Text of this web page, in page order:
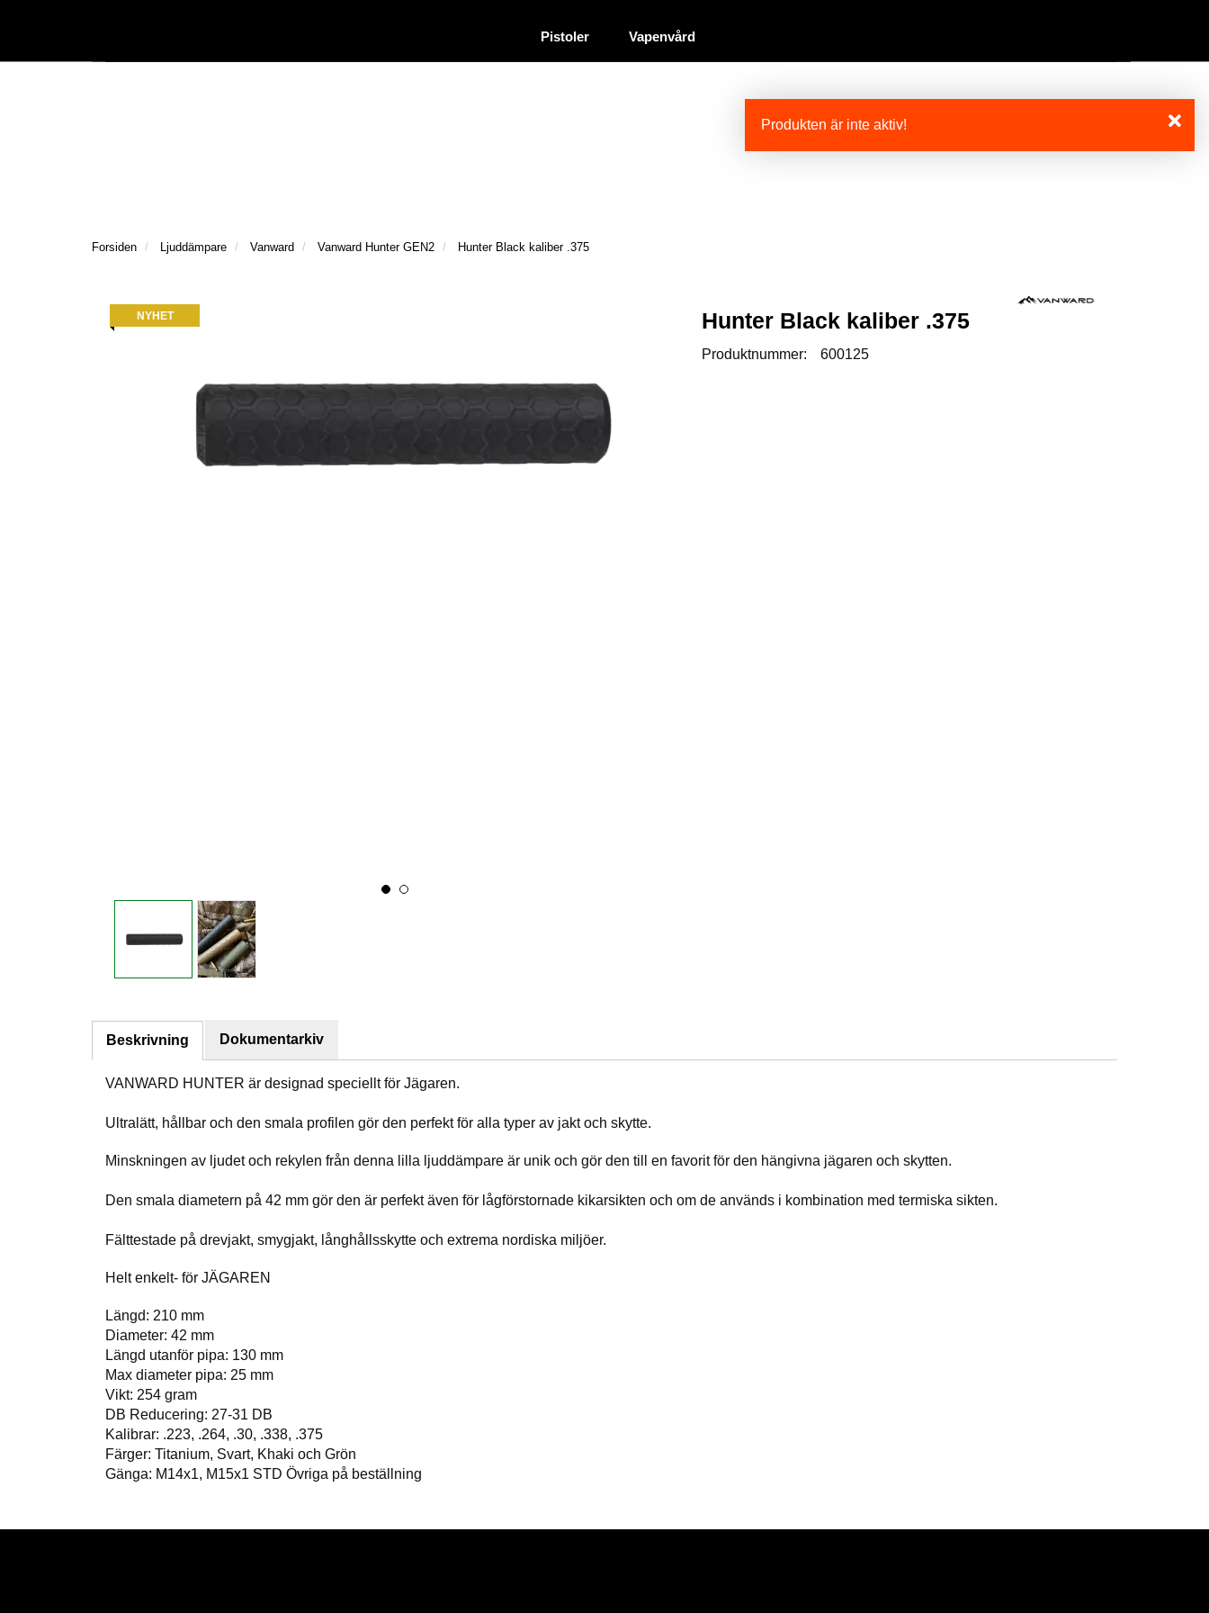
Pistoler Vapenvård
Produkten är inte aktiv!
Forsiden Ljuddämpare Vanward Vanward Hunter GEN2 Hunter Black kaliber .375
NYHET Hunter Black kaliber .375
Produktnummer: 600125
Beskrivning Dokumentarkiv
VANWARD HUNTER är designad speciellt för Jägaren.
Ultralätt, hållbar och den smala pro­filen gör den perfekt för alla typer av jakt och skytte.
Minskningen av ljudet och rekylen från denna lilla ljuddämpare är unik och gör den till en favorit för den hängivna jägaren och skytten.
Den smala diametern på 42 mm gör den är perfekt även för lågförstorna­de kikarsikten och om de används i kombination med termiska sikten.
Fälttestade på drevjakt, smygjakt, långhållsskytte och extrema nordiska miljöer.
Helt enkelt- för JÄGAREN
Längd: 210 mm
Diameter: 42 mm
Längd utanför pipa: 130 mm
Max diameter pipa: 25 mm
Vikt: 254 gram
DB Reducering: 27-31 DB
Kalibrar: .223, .264, .30, .338, .375
Färger: Titanium, Svart, Khaki och Grön
Gänga: M14x1, M15x1 STD Övriga på beställning